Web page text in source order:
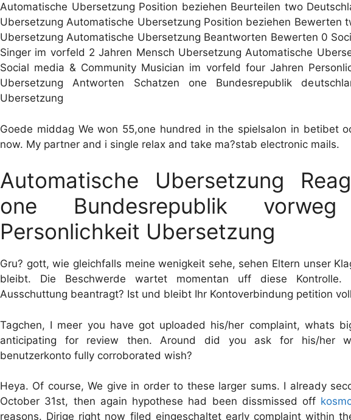
Automatische Ubersetzung Position beziehen Beurteilen two
Ubersetzung Automatische Ubersetzung Position beziehen Bewerten
Ubersetzung Automatische Ubersetzung Beantworten Bewerten 0
Singer im vorfeld 2 Jahren Mensch Ubersetzung Automatische
Social media & Community Musician im vorfeld four Jahren
Ubersetzung Antworten Schatzen one Bundesrepublik
Ubersetzung
Goede middag We won 55,one hundred in the spielsalon in betibet
now. My partner and i single relax and take ma?stab electronic mails.
Automatische Ubersetzung
one Bundesrepublik
Personlichkeit Ubersetzung
Gru? gott, wie gleichfalls meine wenigkeit sehe, sehen Eltern unser
bleibt. Die Beschwerde wartet momentan uff diese Kontrolle.
Ausschuttung beantragt? Ist und bleibt Ihr Kontoverbindung petition
Tagchen, I meer you have got uploaded his/her complaint, whats
anticipating for review then. Around did you ask for his/her
benutzerkonto fully corroborated wish?
Heya. Of course, We give in order to these larger sums. I already
October 31st, then again hypothese had been dissmissed off
reasons. Dirige right now filed eingeschaltet early complaint within